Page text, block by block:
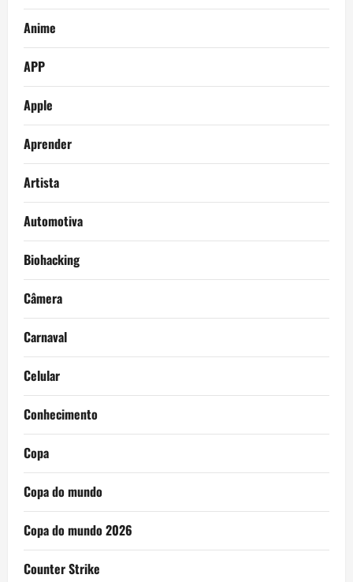
Anime
APP
Apple
Aprender
Artista
Automotiva
Biohacking
Câmera
Carnaval
Celular
Conhecimento
Copa
Copa do mundo
Copa do mundo 2026
Counter Strike